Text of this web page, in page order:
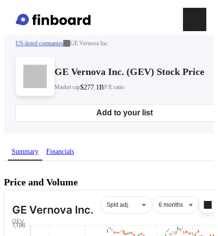
US-listed companies GE Vernova Inc.
GE Vernova Inc. (GEV) Stock Price
Market cap$277.1BP/E ratio
Add to your list
Summary Financials
Price and Volume